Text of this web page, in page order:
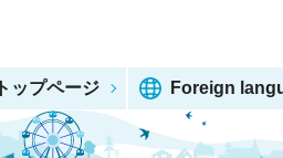
トップページ Foreign